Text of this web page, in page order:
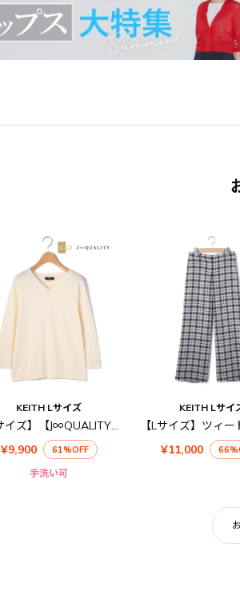
KEITH Lサイズ
【Lサイズ】【J∞QUALITY 】コンパクトコットンVネックニット
¥9,900
61%OFF
手洗い可
KEITH Lサイ
¥11,000